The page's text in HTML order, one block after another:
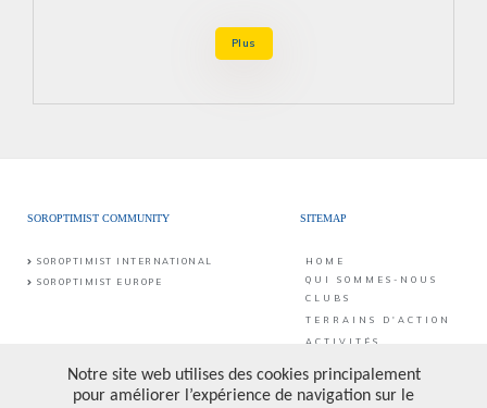
Plus
SOROPTIMIST COMMUNITY
SOROPTIMIST INTERNATIONAL
SOROPTIMIST EUROPE
SITEMAP
HOME
QUI SOMMES-NOUS
CLUBS
TERRAINS D'ACTION
ACTIVITÉS
CONTACT